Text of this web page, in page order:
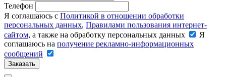
Телефон
Я соглашаюсь с Политикой в отношении обработки
персональных данных, Правилами пользования интернет-
сайтом, а также на обработку персональных данных
Я
соглашаюсь на получение рекламно-информационных
сообщений
Заказать